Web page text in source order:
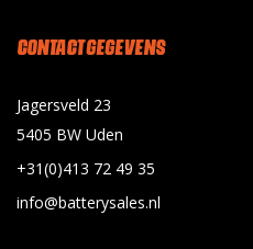
CONTACT GEGEVENS
Jagersveld 23
5405 BW Uden
+31(0)413 72 49 35
info@batterysales.nl